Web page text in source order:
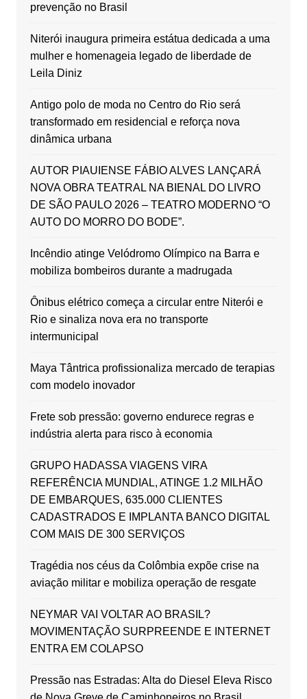
prevenção no Brasil
Niterói inaugura primeira estátua dedicada a uma
mulher e homenageia legado de liberdade de
Leila Diniz
Antigo polo de moda no Centro do Rio será
transformado em residencial e reforça nova
dinâmica urbana
AUTOR PIAUIENSE FÁBIO ALVES LANÇARÁ
NOVA OBRA TEATRAL NA BIENAL DO LIVRO
DE SÃO PAULO 2026 – TEATRO MODERNO “O
AUTO DO MORRO DO BODE”.
Incêndio atinge Velódromo Olímpico na Barra e
mobiliza bombeiros durante a madrugada
Ônibus elétrico começa a circular entre Niterói e
Rio e sinaliza nova era no transporte
intermunicipal
Maya Tântrica profissionaliza mercado de terapias
com modelo inovador
Frete sob pressão: governo endurece regras e
indústria alerta para risco à economia
GRUPO HADASSA VIAGENS VIRA
REFERÊNCIA MUNDIAL, ATINGE 1.2 MILHÃO
DE EMBARQUES, 635.000 CLIENTES
CADASTRADOS E IMPLANTA BANCO DIGITAL
COM MAIS DE 300 SERVIÇOS
Tragédia nos céus da Colômbia expõe crise na
aviação militar e mobiliza operação de resgate
NEYMAR VAI VOLTAR AO BRASIL?
MOVIMENTAÇÃO SURPREENDE E INTERNET
ENTRA EM COLAPSO
Pressão nas Estradas: Alta do Diesel Eleva Risco